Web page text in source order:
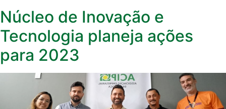
Núcleo de Inovação e
Tecnologia planeja ações
para 2023